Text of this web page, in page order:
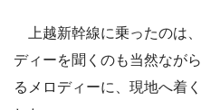
上越新幹線に乗ったのは
ディーを聞くのも当然なが
るメロディーに、現地へ着